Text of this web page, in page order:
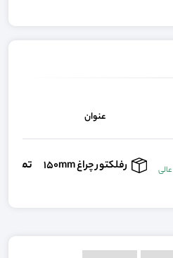
عنوان
عالی رفلکتور چراغ 150mm تماس